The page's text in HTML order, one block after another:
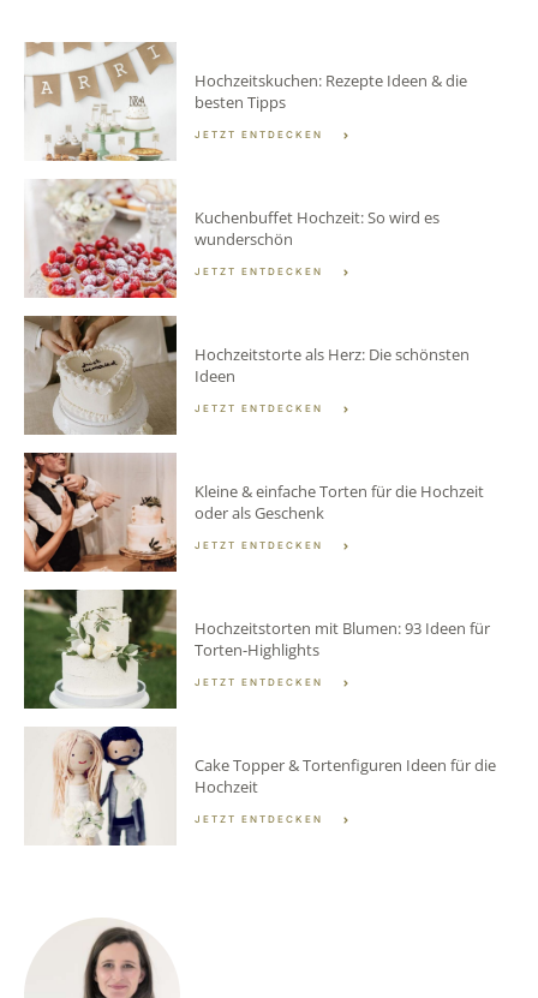
Hochzeitskuchen: Rezepte Ideen & die
besten Tipps
JETZT ENTDECKEN
Kuchenbuffet Hochzeit: So wird es
wunderschön
JETZT ENTDECKEN
Hochzeitstorte als Herz: Die schönsten
Ideen
JETZT ENTDECKEN
Kleine & einfache Torten für die Hochzeit
oder als Geschenk
JETZT ENTDECKEN
Hochzeitstorten mit Blumen: 93 Ideen für
Torten-Highlights
JETZT ENTDECKEN
Cake Topper & Tortenfiguren Ideen für die
Hochzeit
JETZT ENTDECKEN